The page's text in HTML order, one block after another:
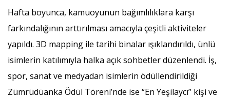
Hafta boyunca, kamuoyunun bağımlılıklara karşı
farkındalığının arttırılması amacıyla çeşitli aktiviteler
yapıldı. 3D mapping ile tarihi binalar ışıklandırıldı, ünlü
isimlerin katılımıyla halka açık sohbetler düzenlendi. İş,
spor, sanat ve medyadan isimlerin ödüllendirildiği
Zümrüdüanka Ödül Töreni’nde ise “En Yeşilaycı” kişi ve